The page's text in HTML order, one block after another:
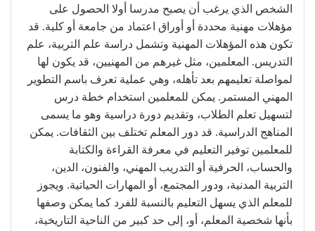
الشخص الذي يرغب أن يصبح مدرسا أولا الحصول على
مؤهلات مهنية محددة أو أوراق اعتماد من جامعة أو كلية. قد
تكون هذه المؤهلات المهنية وتشمل دراسة علم التربية، علم
التدريس. المعلمين، مثل غيرهم من المهنيين، قد يكون لها
لمواصلة تعليمهم بعد تأهله، وهي عملية تعرف باسم التطوير
المهني المستمر. يمكن للمعلمين استخدام خطة درس
لتسهيل تعلم الطلاب، وتقديم دورة دراسية وهو ما يسمى
المناهج الدراسية. قد دور المعلم تختلف بين الثقافات. يمكن
للمعلمين توفير التعليم في معرفة القراءة والكتابة
والحساب، الحرفية أو التدريب المهني، والفنون، الدين،
التربية المدنية، ودور المجتمع، أو المهارات الحياتية. ويجوز
للمعلم الذي يسهل التعليم بالنسبة للفرد كما يمكن وصفها
بأنها شخصية المعلم، أو، إلى حد كبير من الناحية التاريخية،